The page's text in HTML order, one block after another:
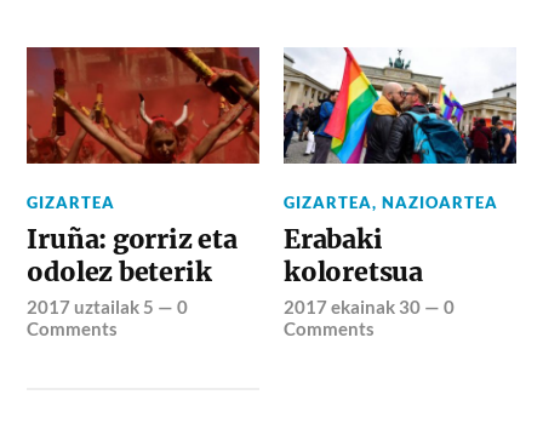
GIZARTEA
Iruña: gorriz eta
odolez beterik
2017 uztailak 5 —0
Comments
GIZARTEA,NAZIOARTEA
Erabaki
koloretsua
2017 ekainak 30 —0
Comments